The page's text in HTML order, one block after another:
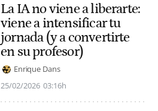
La IA no viene a liberarte:
viene a intensificar tu
jornada (y a convertirte
en su profesor)
Enrique Dans
25/02/2026 03:16h